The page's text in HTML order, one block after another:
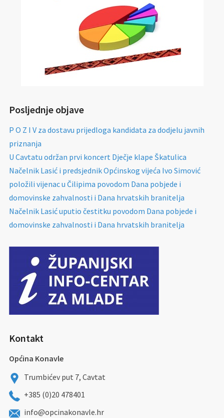
Posljednje objave
P O Z I V za dostavu prijedloga kandidata za dodjelu javnih
priznanja
U Cavtatu održan prvi koncert Dječje klape Škatulica
Načelnik Lasić i predsjednik Općinskog vijeća Ivo Simović
položili vijenac u Čilipima povodom Dana pobjede i
domovinske zahvalnosti i Dana hrvatskih branitelja
Načelnik Lasić uputio čestitku povodom Dana pobjede i
domovinske zahvalnosti i Dana hrvatskih branitelja
Kontakt
Općina Konavle
Trumbićev put 7, Cavtat
+385 (0)20 478401
info@opcinakonavle.hr